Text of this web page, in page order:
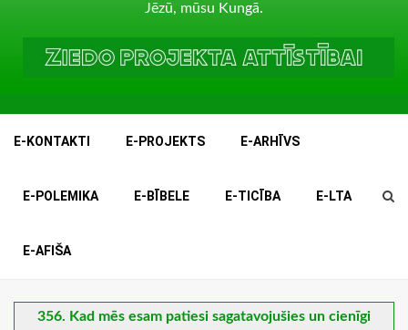
Jēzū, mūsu Kungā.
E-KONTAKTI E-PROJEKTS E-ARHĪVS
E-POLEMIKA E-BĪBELE E-TICĪBA E-LTA
E-AFIŠA
356. Kad mēs esam patiesi sagatavojušies un cienīgi